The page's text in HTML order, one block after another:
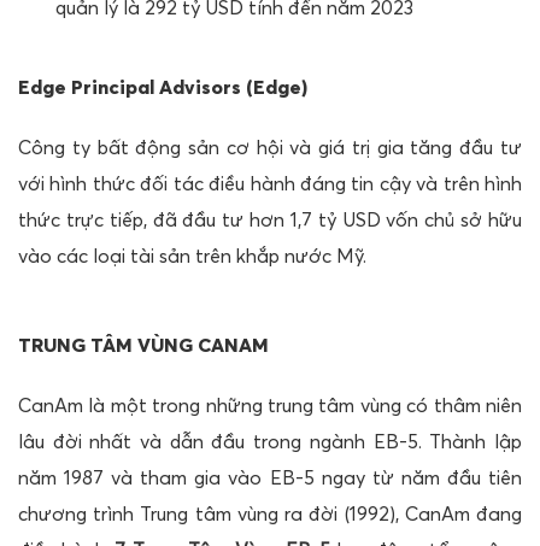
quản lý là 292 tỷ USD tính đến năm 2023
Edge Principal Advisors (Edge)
Công ty bất động sản cơ hội và giá trị gia tăng đầu tư
với hình thức đối tác điều hành đáng tin cậy và trên hình
thức trực tiếp, đã đầu tư hơn 1,7 tỷ USD vốn chủ sở hữu
vào các loại tài sản trên khắp nước Mỹ.
TRUNG TÂM VÙNG CANAM
CanAm là một trong những trung tâm vùng có thâm niên
lâu đời nhất và dẫn đầu trong ngành EB-5. Thành lập
năm 1987 và tham gia vào EB-5 ngay từ năm đầu tiên
chương trình Trung tâm vùng ra đời (1992), CanAm đang